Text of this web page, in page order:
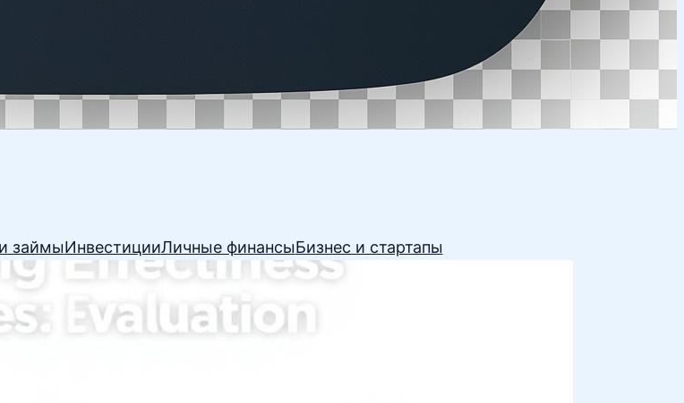
займыИнвестицииЛичные финансыБизнес и стартапы